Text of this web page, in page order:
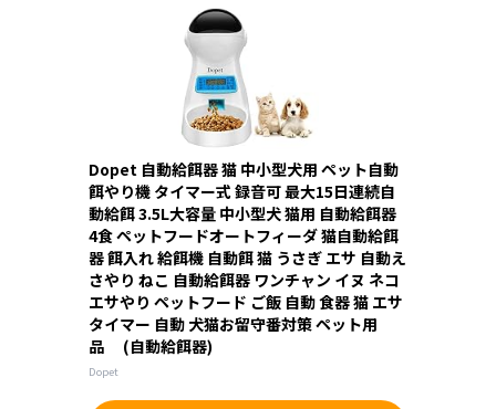
Dopet 自動給餌器 猫 中小型犬用 ペット自動
餌やり機 タイマー式 録音可 最大15日連続自
動給餌 3.5L大容量 中小型犬 猫用 自動給餌器
4食 ペットフードオートフィーダ 猫自動給餌
器 餌入れ 給餌機 自動餌 猫 うさぎ エサ 自動え
さやり ねこ 自動給餌器 ワンチャン イヌ ネコ
エサやり ペットフード ご飯 自動 食器 猫 エサ
タイマー 自動 犬猫お留守番対策 ペット用
品 (自動給餌器)
Dopet